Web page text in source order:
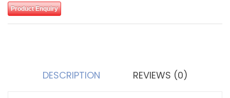
Product Enquiry
DESCRIPTION REVIEWS (0)